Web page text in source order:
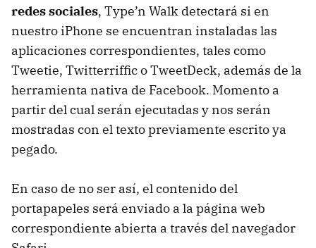
redes sociales, Type’n Walk detectará si en
nuestro iPhone se encuentran instaladas las
aplicaciones correspondientes, tales como
Tweetie, Twitterriffic o TweetDeck, además de la
herramienta nativa de Facebook. Momento a
partir del cual serán ejecutadas y nos serán
mostradas con el texto previamente escrito ya
pegado.
En caso de no ser así, el contenido del
portapapeles será enviado a la página web
correspondiente abierta a través del navegador